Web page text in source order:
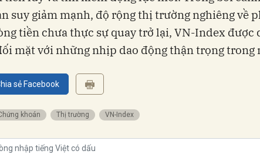
suy giảm mạnh, độ rộng thị trường nghiêng về
tiền chưa thực sự quay trở lại, VN-Index được
mặt với những nhịp dao động thận trọng trong
sẻ Facebook
Chứng khoán Thị trường VN-Index